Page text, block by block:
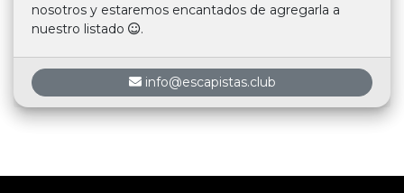
nosotros y estaremos encantados de agregarla a
nuestro listado
.
info@escapistas.club